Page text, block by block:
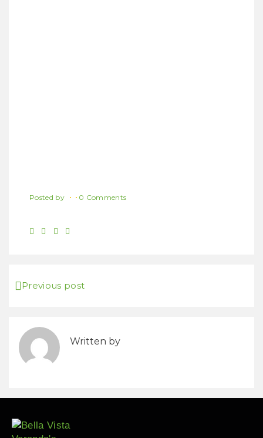
Posted by 0 Comments
Previous post
Written by